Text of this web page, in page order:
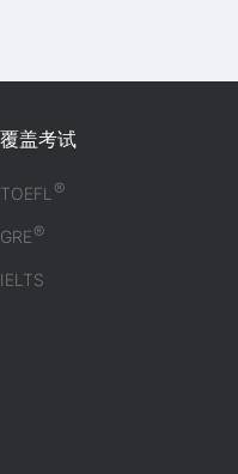
覆盖考试
TOEFL®
GRE®
IELTS